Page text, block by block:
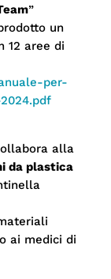
”
un
12 aree di
per-
alla
da plastica
ai medici di